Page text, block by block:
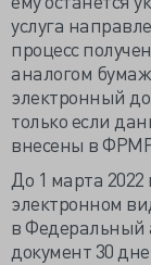
услуга
процесс
аналогом
электронный
только если
внесены в
До 1 марта
электронном
в Федеральный
документ 30